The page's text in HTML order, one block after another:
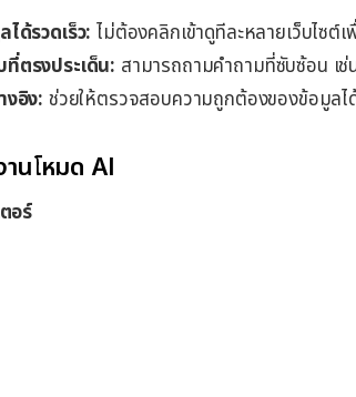
ด้รวดเร็ว: ไม่ต้องคลิกเข้าดูทีละหลายเว็บไซต์
ตรงประเด็น: สามารถถามคำถามที่ซับซ้อน เช่
งอิง: ช่วยให้ตรวจสอบความถูกต้องของข้อมูลไ
านโหมด AI
อร์